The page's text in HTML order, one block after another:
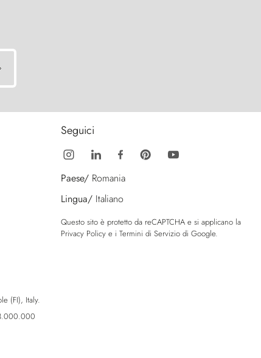
Seguici
Paese/ Romania
Lingua/ Italiano
Questo sito è protetto da reCAPTCHA e si applicano la
Privacy Policy e i Termini di Servizio di Google.
(FI), Italy.